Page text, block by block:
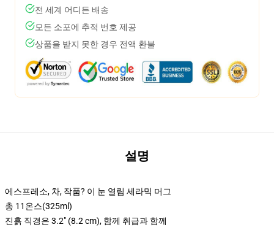
전 세계 어디든 배송
모든 소포에 추적 번호 제공
상품을 받지 못한 경우 전액 환불
설명
에스프레소, 차, 작품? 이 눈 열림 세라믹 머그
총 11온스(325ml)
진흙 직경은 3.2" (8.2 cm), 함께 취급과 함께